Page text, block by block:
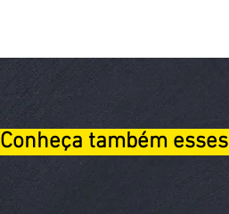
Conheça também esses